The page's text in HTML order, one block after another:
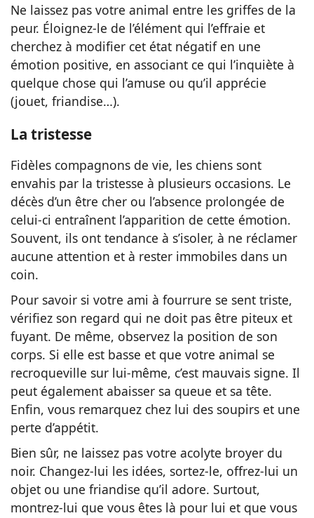
Ne laissez pas votre animal entre les griffes de la
peur. Éloignez-le de l’élément qui l’effraie et
cherchez à modifier cet état négatif en une
émotion positive, en associant ce qui l’inquiète à
quelque chose qui l’amuse ou qu’il apprécie
(jouet, friandise…).
La tristesse
Fidèles compagnons de vie, les chiens sont
envahis par la tristesse à plusieurs occasions. Le
décès d’un être cher ou l’absence prolongée de
celui-ci entraînent l’apparition de cette émotion.
Souvent, ils ont tendance à s’isoler, à ne réclamer
aucune attention et à rester immobiles dans un
coin.
Pour savoir si votre ami à fourrure se sent triste,
vérifiez son regard qui ne doit pas être piteux et
fuyant. De même, observez la position de son
corps. Si elle est basse et que votre animal se
recroqueville sur lui-même, c’est mauvais signe. Il
peut également abaisser sa queue et sa tête.
Enfin, vous remarquez chez lui des soupirs et une
perte d’appétit.
Bien sûr, ne laissez pas votre acolyte broyer du
noir. Changez-lui les idées, sortez-le, offrez-lui un
objet ou une friandise qu’il adore. Surtout,
montrez-lui que vous êtes là pour lui et que vous